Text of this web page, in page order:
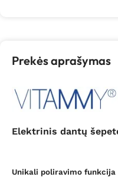
Prekės aprašymas
Elektrinis dantų
Unikali poliravimo funkcija